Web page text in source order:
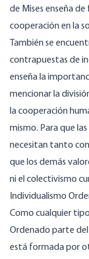
de Mises enseña
cooperación en la
También se
contrapuestas de
enseña la
mencionar la
la cooperación
mismo. Para que
necesitan tanto
que los demás
ni el colectivismo
Individualismo
Como cualquier
Ordenado parte
está formada por